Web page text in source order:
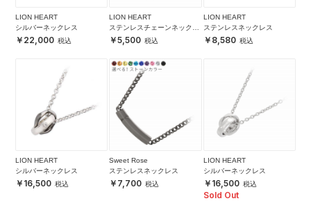
LION HEART
シルバーネックレス
22,000
LION HEART
ステンレスチェーンネックレ
ス 5,500
LION HEART
ステンレスネックレス
8,580
LION HEART
シルバーネックレス
16,500
Sweet Rose
ステンレスネックレス
7,700
LION HEART
シルバーネックレス
16,500
Sold Out